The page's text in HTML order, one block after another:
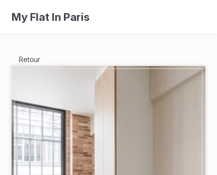
My Flat In Paris
Retour